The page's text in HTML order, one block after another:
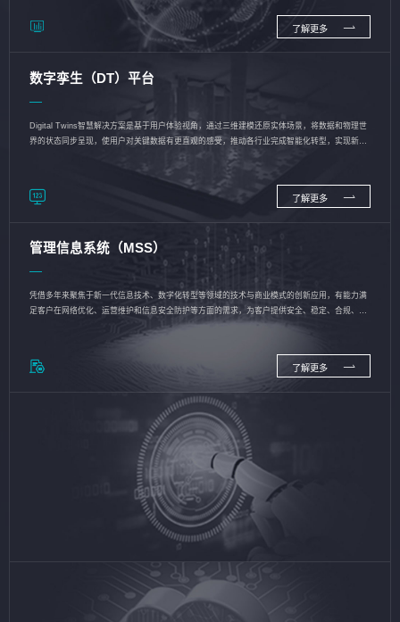
了解更多
数字孪生（DT）平台
Digital Twins智慧解决方案是基于用户体验视角，通过三维建模还原实体场景，将数据和物理世
界的状态同步呈现，使用户对关键数据有更直观的感受，推动各行业完成智能化转型，实现新旧
了解更多
管理信息系统（MSS）
凭借多年来聚焦于新一代信息技术、数字化转型等领域的技术与商业模式的创新应用，有能力满
足客户在网络优化、运营维护和信息安全防护等方面的需求，为客户提供安全、稳定、合规、持
了解更多